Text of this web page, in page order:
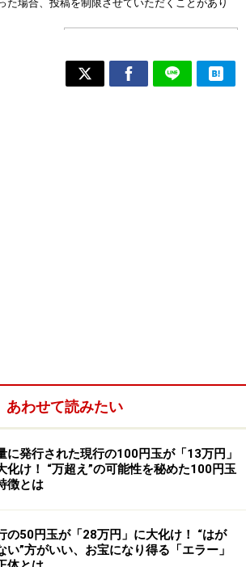
あわせて読みたい
に発行された現行の100円玉が「13万円」
化け！ “万超え”の可能性を秘めた100円玉
徴とは
の50円玉が「28万円」に大化け！ “はが
い”方がいい、お宝になり得る「エラー」